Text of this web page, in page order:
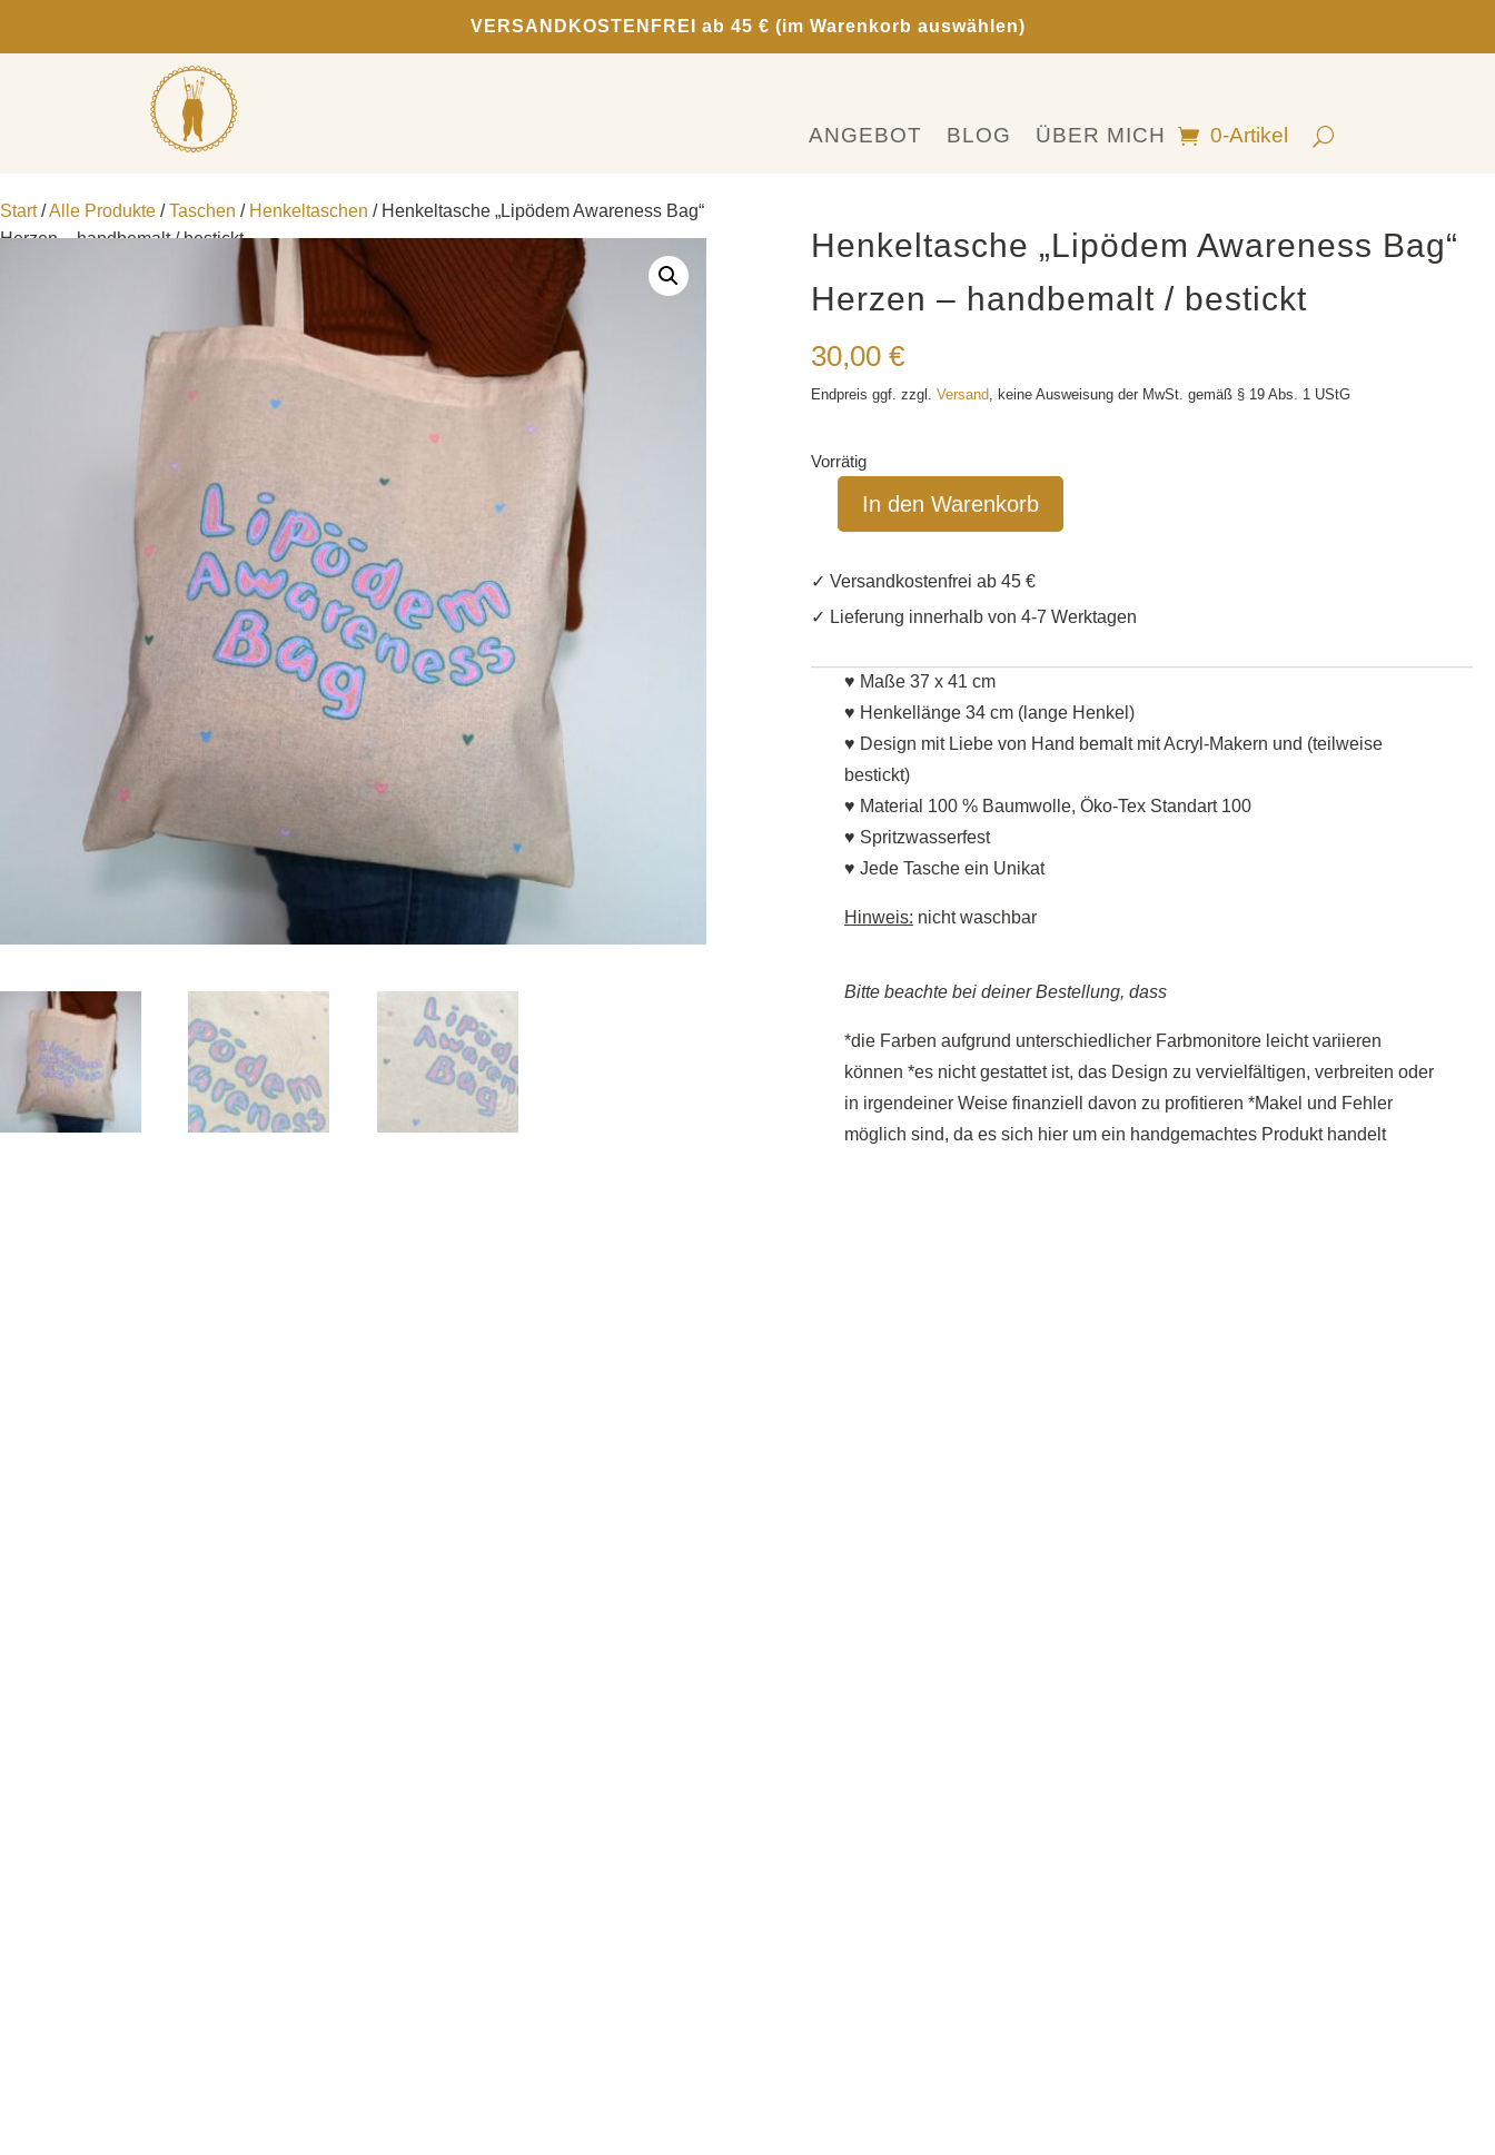
VERSANDKOSTENFREI ab 45 € (im Warenkorb auswählen)
ANGEBOT BLOG ÜBER MICH 0-Artikel
Start/Alle Produkte /Taschen / Henkeltaschen / Henkeltasche „Lipödem Awareness Bag“
Herzen – handbemalt / bestickt
Henkeltasche „Lipödem Awareness Bag“
Herzen – handbemalt / bestickt
30,00 €
Endpreis ggf. zzgl. Versand, keine Ausweisung der MwSt. gemäß § 19 Abs. 1 UStG
Vorrätig
Henkeltasche
Awareness
Herzen
handbemalt
bestickt
Menge
In den Warenkorb
✓ Versandkostenfrei ab 45 €
✓ Lieferung innerhalb von 4-7 Werktagen
♥ Maße 37 x 41 cm
♥ Henkellänge 34 cm (lange Henkel)
♥ Design mit Liebe von Hand bemalt mit Acryl-Makern und (teilweise
bestickt)
♥ Material 100 % Baumwolle, Öko-Tex Standart 100
♥ Spritzwasserfest
♥ Jede Tasche ein Unikat
Hinweis: nicht waschbar
Bitte beachte bei deiner Bestellung, dass
*die Farben aufgrund unterschiedlicher Farbmonitore leicht variieren
können *es nicht gestattet ist, das Design zu vervielfältigen, verbreiten oder
in irgendeiner Weise finanziell davon zu profitieren *Makel und Fehler
möglich sind, da es sich hier um ein handgemachtes Produkt handelt